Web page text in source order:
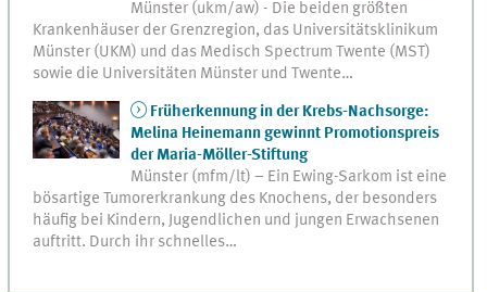
Münster (ukm/aw) - Die beiden größten
Krankenhäuser der Grenzregion, das Universitätsklinikum
Münster (UKM) und das Medisch Spectrum Twente (MST)
sowie die Universitäten Münster und Twente…
Früherkennung in der Krebs-Nachsorge:
Melina Heinemann gewinnt Promotionspreis
der Maria-Möller-Stiftung
Münster (mfm/lt) – Ein Ewing-Sarkom ist eine
bösartige Tumorerkrankung des Knochens, der besonders
häufig bei Kindern, Jugendlichen und jungen Erwachsenen
auftritt. Durch ihr schnelles…